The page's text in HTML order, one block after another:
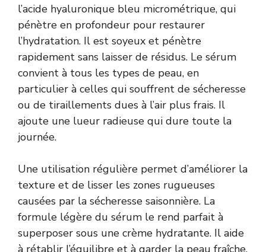
l’acide hyaluronique bleu micrométrique, qui
pénètre en profondeur pour restaurer
l’hydratation. Il est soyeux et pénètre
rapidement sans laisser de résidus. Le sérum
convient à tous les types de peau, en
particulier à celles qui souffrent de sécheresse
ou de tiraillements dues à l’air plus frais. Il
ajoute une lueur radieuse qui dure toute la
journée.
Une utilisation régulière permet d’améliorer la
texture et de lisser les zones rugueuses
causées par la sécheresse saisonnière. La
formule légère du sérum le rend parfait à
superposer sous une crème hydratante. Il aide